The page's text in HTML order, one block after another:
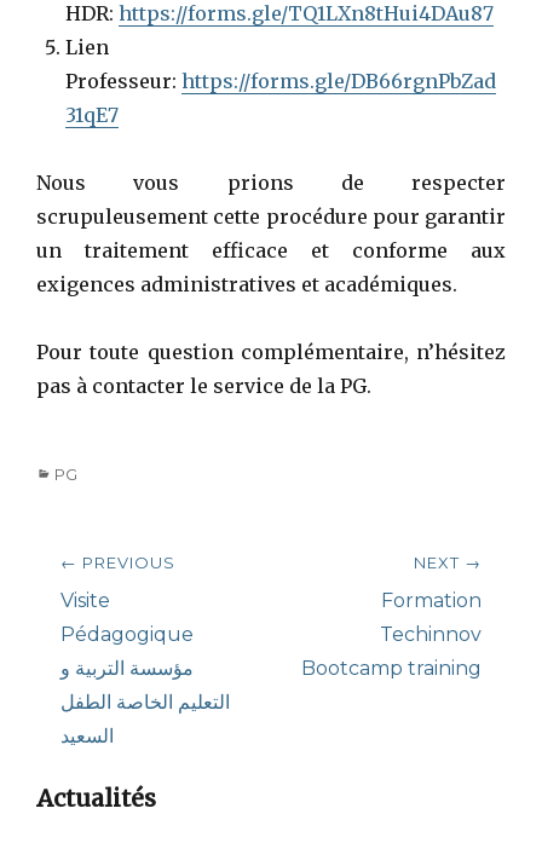
HDR: https://forms.gle/TQ1LXn8tHui4DAu87
Lien
Professeur: https://forms.gle/DB66rgnPbZad
31qE7
Nous vous prions de respecter
scrupuleusement cette procédure pour garantir
un traitement efficace et conforme aux
exigences administratives et académiques.
Pour toute question complémentaire, n’hésitez
pas à contacter le service de la PG.
Categories
PG
Post
navigation
← PREVIOUS
Previous
post:
Visite
Pédagogique
مؤسسة التربية و
التعليم الخاصة الطفل
السعيد
NEXT →
Formation
Techinnov
Bootcamp training
Actualités